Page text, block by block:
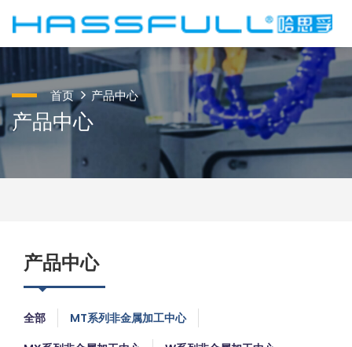
首页 产品中心
产品中心
产品中心
全部
MT系列非金属加工中心